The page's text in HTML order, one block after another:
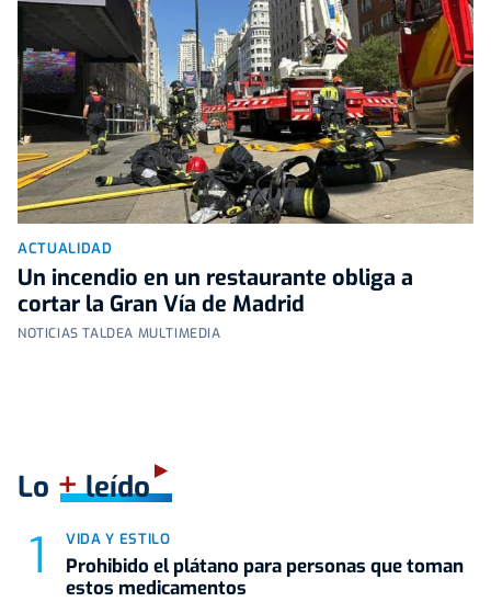
ACTUALIDAD
Un incendio en un restaurante obliga a
cortar la Gran Vía de Madrid
NOTICIAS TALDEA MULTIMEDIA
Lo +leído
VIDA Y ESTILO
Prohibido el plátano para personas que toman
estos medicamentos